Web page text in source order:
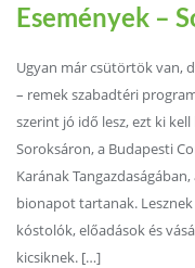
Események –
Ugyan már csütörtök van,
– remek szabadtéri
szerint jó idő lesz, ezt ki
Soroksáron, a Budapesti
Karának
bionapot tartanak.
kóstolók, előadások és
kicsiknek. […]